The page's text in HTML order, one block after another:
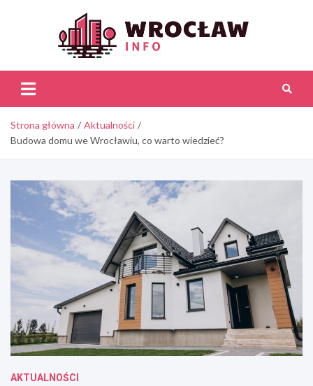
Strona główna
Aktualności
Budowa domu we Wrocławiu, co warto wiedzieć?
AKTUALNOŚCI